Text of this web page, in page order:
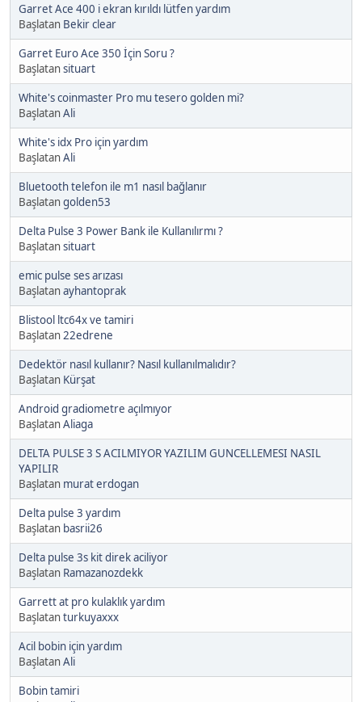
Garret Ace 400 i ekran kırıldı lütfen yardım
Başlatan Bekir clear
Garret Euro Ace 350 İçin Soru ?
Başlatansituart
White's coinmaster Pro mu tesero golden mi?
BaşlatanAli
White's idx Pro için yardım
BaşlatanAli
Bluetooth telefon ile m1 nasıl bağlanır
Başlatangolden53
Delta Pulse 3 Power Bank ile Kullanılırmı ?
Başlatansituart
emic pulse ses arızası
Başlatanayhantoprak
Blistool ltc64x ve tamiri
Başlatan 22edrene
Dedektör nasıl kullanır? Nasıl kullanılmalıdır?
Başlatan Kürşat
Android gradiometre açılmıyor
BaşlatanAliaga
DELTA PULSE 3 S ACILMIYOR YAZILIM GUNCELLEMESI NASIL
YAPILIR
Başlatan murat erdogan
Delta pulse 3 yardım
Başlatan basrii26
Delta pulse 3s kit direk aciliyor
Başlatan Ramazanozdekk
Garrett at pro kulaklık yardım
Başlatanturkuyaxxx
Acil bobin için yardım
BaşlatanAli
Bobin tamiri